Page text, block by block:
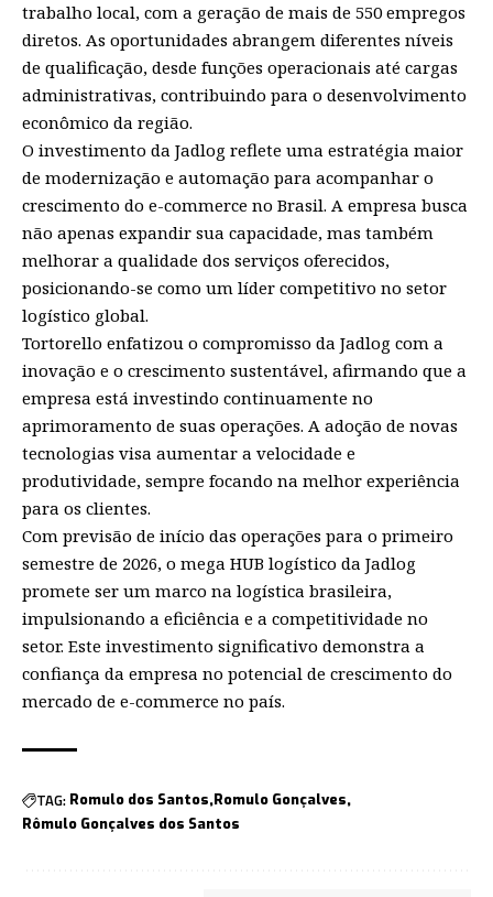
trabalho local, com a geração de mais de 550 empregos
diretos. As oportunidades abrangem diferentes níveis
de qualificação, desde funções operacionais até cargas
administrativas, contribuindo para o desenvolvimento
econômico da região.
O investimento da Jadlog reflete uma estratégia maior
de modernização e automação para acompanhar o
crescimento do e-commerce no Brasil. A empresa busca
não apenas expandir sua capacidade, mas também
melhorar a qualidade dos serviços oferecidos,
posicionando-se como um líder competitivo no setor
logístico global.
Tortorello enfatizou o compromisso da Jadlog com a
inovação e o crescimento sustentável, afirmando que a
empresa está investindo continuamente no
aprimoramento de suas operações. A adoção de novas
tecnologias visa aumentar a velocidade e
produtividade, sempre focando na melhor experiência
para os clientes.
Com previsão de início das operações para o primeiro
semestre de 2026, o mega HUB logístico da Jadlog
promete ser um marco na logística brasileira,
impulsionando a eficiência e a competitividade no
setor. Este investimento significativo demonstra a
confiança da empresa no potencial de crescimento do
mercado de e-commerce no país.
TAG: Romulo dos Santos Romulo Gonçalves
Rômulo Gonçalves dos Santos